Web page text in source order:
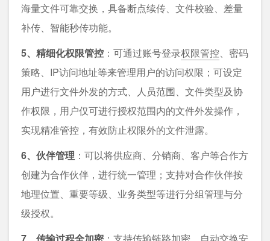
海量文件可靠交换，具备断点续传、文件校验、差量
补传、智能秒传功能。
5、精细化权限管控 ：可通过账号登录权限管控、密码
策略、IP访问地址等来管理⽤户的访问权限；可设定
⽤户进⾏⽂件外发的⽅式、⼈员范围、⽂件类型及协
作权限，⽤户仅可进⾏授权范围内的⽂件外发操作，
实现精准管控，有效防止权限外的文件泄露。
6、伙伴管理 ：可以将供应商、分销商、客户等合作⽅
创建为合作伙伴，进⾏统⼀管理；⽀持对合作伙伴按
地理位置、重要等级、业务类型等进⾏分组管理与分
级授权。
7、传输过程全加密：支持传输链路加密，自动交换安